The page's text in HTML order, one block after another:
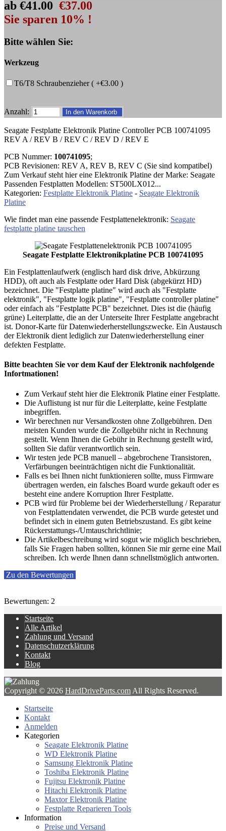
ab €41.00 €37.00
Sie sparen 10% !
Bitte wählen Sie:
Werkzeug
T6/T8 Schraubenzieher ( +€3.00 )
Anzahl:
Seagate Festplatte Elektronik Platine Controller PCB 100741095
REV A / REV B / REV C / REV D / REV E
PCB Nummer: 100741095;
PCB Revisionen: REV A, REV B, REV C (Sie sind kompatibel)
Zum Verkauf steht hier eine Elektronik Platine der Marke: Seagate
Passenden Festplatten Modellen: ST500LX012...
Kategorien: Festplatte Elektronik Platine - Seagate Elektronik
Platine
Wie findet man eine passende Festplattenelektronik: Seagate
festplatte platine tauschen
Seagate Festplatte Elektronikplatine PCB 100741095
Ein Festplattenlaufwerk (englisch hard disk drive, Abkürzung
HDD), oft auch als Festplatte oder Hard Disk (abgekürzt HD)
bezeichnet. Die "Festplatte platine" wird auch als "Festplatte
elektronik", "Festplatte logik platine", "Festplatte controller platine"
oder einfach als "Festplatte PCB" bezeichnet. Dies ist die (häufig
grüne) Leiterplatte, die an der Unterseite Ihrer Festplatte angebracht
ist. Donor-Karte für Datenwiederherstellungszwecke. Ein Austausch
der Elektronik dient lediglich zur Datenwiederherstellung einer
defekten Festplatte.
Bitte beachten Sie vor dem Kauf der Elektronik nachfolgende
Infortmationen!
Zum Verkauf steht hier die Elektronik Platine einer Festplatte.
Die Auflistung ist nur für die Leiterplatte, keine Festplatte
inbegriffen.
Wir berechnen nur Versandkosten ohne Zollgebühren. Den
meisten Kunden wurde die Zollgebühr nicht in Rechnung
gestellt. Wenn Ihnen die Gebühr in Rechnung gestellt wird,
sollten Sie dafür verantwortlich sein.
Wir testen jede PCB manuell – abgebrochene Transistoren,
Verfärbungen beeinträchtigen nicht die Funktionalität.
Falls es bei Ihnen nicht funktionieren sollte, muss Firmware
übertragen werden, ein falsches Board wurde gekauft oder es
besteht eine andere Korruption Ihrer Festplatte.
PCB wird für Probleme bei der Wiederherstellung / Reparatur
von Festplattendaten verwendet, die PCB wurde getestet und
befindet sich in einem guten Betriebszustand. Es gibt keine
Rückerstattungs-/Umtauschrichtlinie;
Die Artikelbeschreibung wird sogut wie möglich beschrieben,
falls Sie Fragen haben sollten, können Sie mir gerne eine Mail
schreiben. Ich werde Ihnen dann schnellstmöglich antworten.
Zu den Bewertungen
Bewertungen: 2
Startseite
Alle Artikel
Zahlung und Versand
Datenschutzerklärung
Kontakt
Blog
Copyright © 2026 HardDriveParts.com All Rights Reserved.
Startseite
Kontakt
Anmelden
Kategorien
Seagate Elektronik Platine
WD Elektronik Platine
Samsung Elektronik Platine
Toshiba Elektronik Platine
Fujitsu Elektronik Platine
Hitachi Elektronik Platine
Maxtor Elektronik Platine
Festplatte Reparieren Tools
Information
Preise und Versand